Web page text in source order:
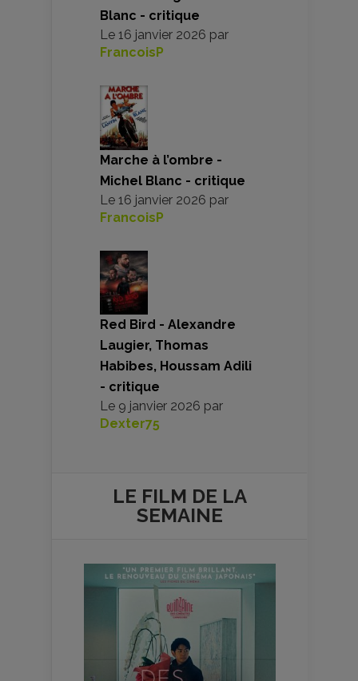
Blanc - critique
Le 16 janvier 2026 par
FrancoisP
Marche à l’ombre -
Michel Blanc - critique
Le 16 janvier 2026 par
FrancoisP
Red Bird - Alexandre
Laugier, Thomas
Habibes, Houssam Adili
- critique
Le 9 janvier 2026 par
Dexter75
LE FILM DE LA
SEMAINE